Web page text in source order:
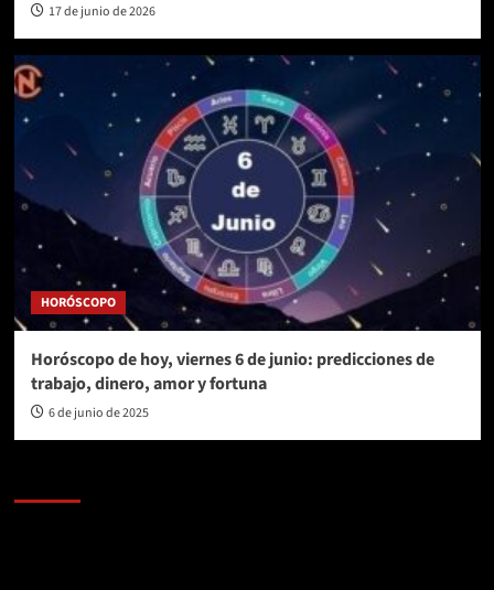
17 de junio de 2026
HORÓSCOPO
Horóscopo de hoy, viernes 6 de junio: predicciones de
trabajo, dinero, amor y fortuna
6 de junio de 2025